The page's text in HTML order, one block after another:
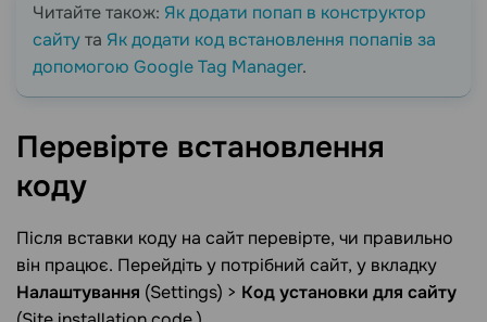
Читайте також: Як додати попап в конструктор
сайтута Як додати код встановлення попапів за
допомогою Google Tag Manager.
Перевірте встановлення
коду
Після вставки коду на сайт перевірте, чи правильно
він працює. Перейдіть у потрібний сайт, у вкладку
Налаштування (Settings) > Код установки для сайту